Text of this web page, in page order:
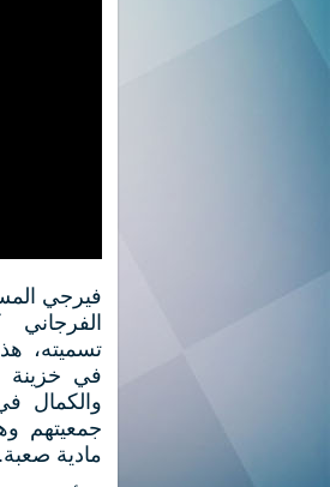
فيرجي
تسميته،
في خزينة
والكمال
جمعيتهم
مادية صعبة.